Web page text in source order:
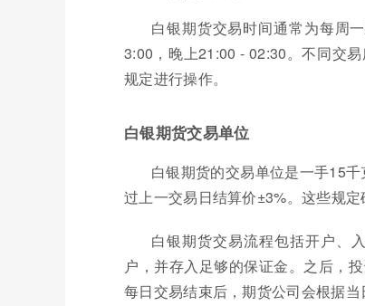
白银期货交易时间通常为每周
3:00，晚上21:00 - 02:30。不同交
规定进行操作。
白银期货交易单位
白银期货的交易单位是一手15
过上一交易日结算价±3%。这些规定
白银期货交易流程包括开户、
户，并存入足够的保证金。之后，
每日交易结束后，期货公司会根据当